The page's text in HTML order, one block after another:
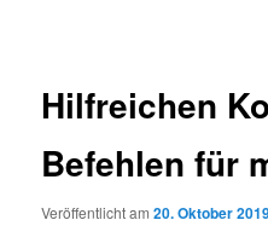
Hilfreichen
Befehlen für
Veröffentlicht am20. Oktober